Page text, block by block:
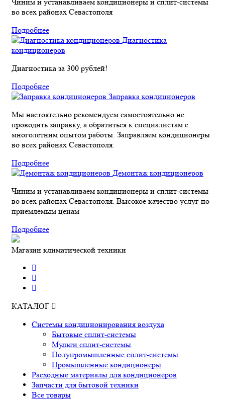
во всех районах Севастополя
Подробнее
Диагностика
кондиционеров
Диагностика за 300 рублей!
Подробнее
Заправка кондиционеров
Мы настоятельно рекомендуем самостоятельно не
проводить заправку, а обратиться к специалистам с
многолетним опытом работы. Заправляем кондиционеры
во всех районах Севастополя.
Подробнее
Демонтаж кондиционеров
Чиним и устанавливаем кондиционеры и сплит-системы
во всех районах Севастополя. Высокое качество услуг по
приемлемым ценам
Подробнее
Магазин климатической техники
КАТАЛОГ
Системы кондиционирования воздуха
Бытовые сплит-системы
Мульти сплит-системы
Полупромышленные сплит-системы
Промышленные кондиционеры
Расходные материалы для кондиционеров
Запчасти для бытовой техники
Все товары